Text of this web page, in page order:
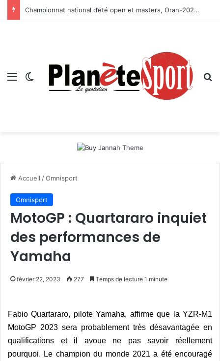
Championnat national d’été open et masters, Oran-2026 — Le CRB s’adjuge le titre
Menu Switch skin
Accueil /Omnisport
Omnisport
MotoGP : Quartararo inquiet
des performances de
Yamaha
février 22, 2023 277 Temps de lecture 1 minute
Fabio Quartararo, piloteYamaha, affirme que la YZR-M1
MotoGP 2023 sera probablement très désavantagée en
qualifications et il avoue ne pas savoir réellement
pourquoi. Le champion du monde 2021 a été encouragé